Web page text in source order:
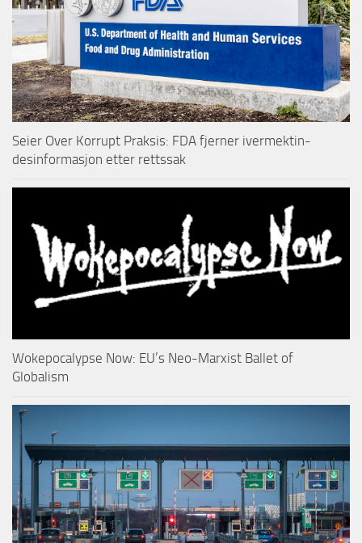
Seier Over Korrupt Praksis: FDA fjerner ivermektin-
desinformasjon etter rettssak
Wokepocalypse Now: EU’s Neo-Marxist Ballet of
Globalism